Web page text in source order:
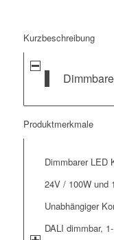
Kurzbeschreibung
Produktmerkmale
Dimmbarer LED
24V / 100W und
Unabhängiger
DALI dimmbar,